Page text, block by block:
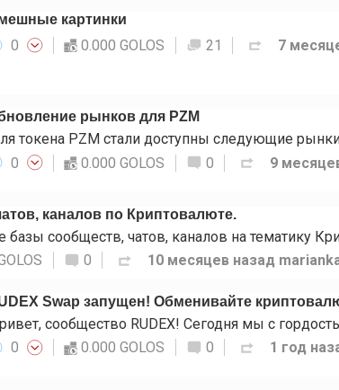
картинки
0 0.000 GOLOS 21 7
рынков для PZM
0
0.000 GOLOS 0 9
каналов по Криптовалюте.
0 10 месяцев назад
Swap запущен! Обменивайте
0
0.000 GOLOS 0 1 год